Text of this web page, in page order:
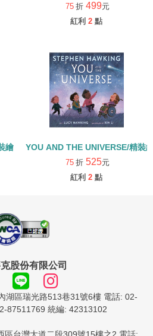
75 折 499元
紅利 2 點
本 YOU AND THE UNIVERSE/精裝
75 折 525元
紅利 2 點
股份有限公司
湖區瑞光路513巷31號6樓 電話: 02-
87511769 統編: 42313102